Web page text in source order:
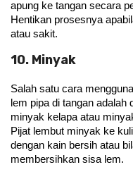
apung ke tangan secara
Hentikan prosesnya
atau sakit.
10. Minyak
Salah satu cara
lem pipa di tangan
minyak kelapa atau
Pijat lembut minyak ke
dengan kain bersih atau
membersihkan sisa lem.